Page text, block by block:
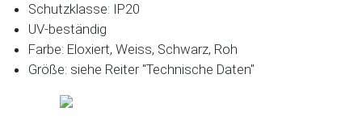
Schutzklasse: IP20
UV-beständig
Farbe: Eloxiert, Weiss, Schwarz, Roh
Größe: siehe Reiter "Technische Daten"